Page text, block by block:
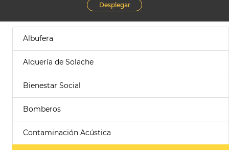
Desplegar
Albufera
Alquería de Solache
Bienestar Social
Bomberos
Contaminación Acústica